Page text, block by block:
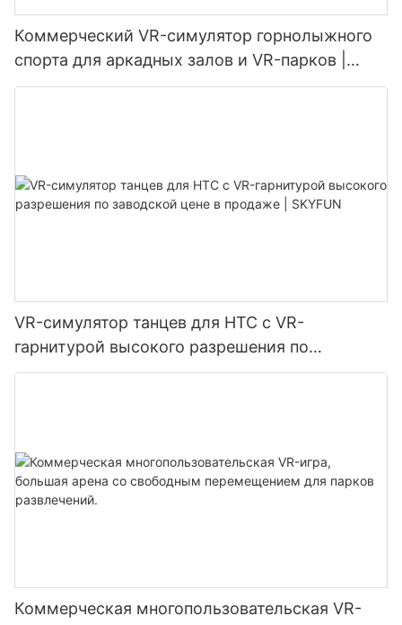
Коммерческий VR-симулятор горнолыжного
спорта для аркадных залов и VR-парков |
Skyfun
VR-симулятор танцев для HTC с VR-
гарнитурой высокого разрешения по
заводской цене в продаже | SKYFUN
Коммерческая многопользовательская VR-